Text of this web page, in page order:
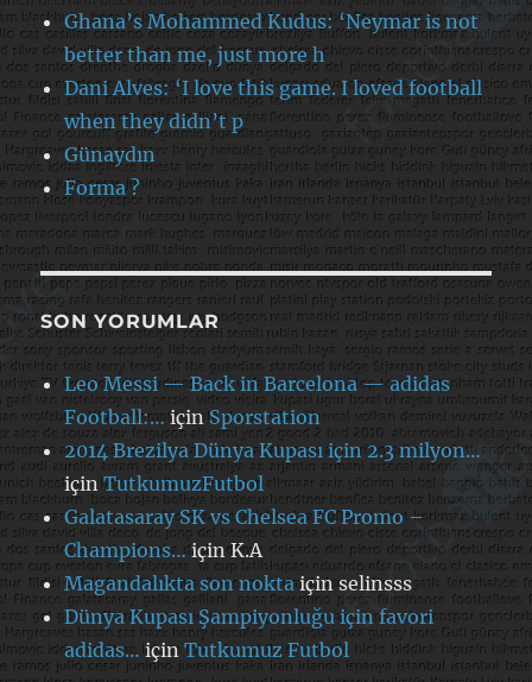
Ghana’s Mohammed Kudus: ‘Neymar is not
better than me, just more h
Dani Alves: ‘I love this game. I loved football
when they didn’t p
Günaydın
Forma ?
SON YORUMLAR
Leo Messi — Back in Barcelona — adidas
Football:…içinSporstation
2014 Brezilya Dünya Kupası için 2.3 milyon…
içinTutkumuzFutbol
Galatasaray SK vs Chelsea FC Promo –
Champions…içinK.A
Magandalıkta son noktaiçinselinsss
Dünya Kupası Şampiyonluğu için favori
adidas…içinTutkumuz Futbol